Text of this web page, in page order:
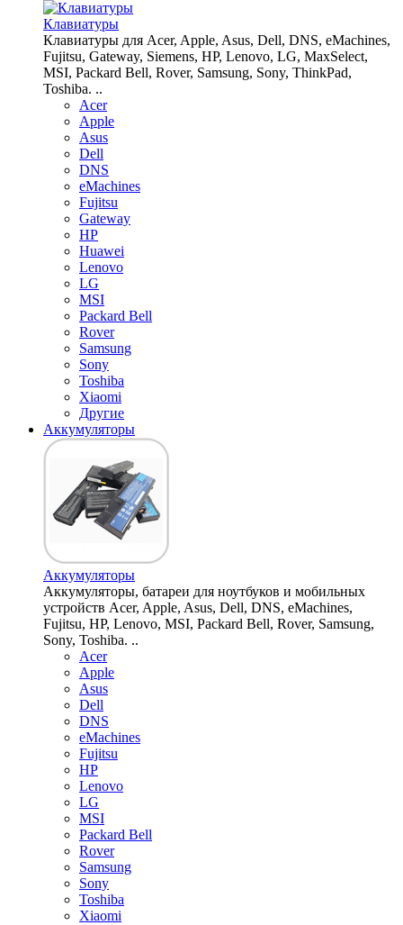
Клавиатуры
Клавиатуры для Acer, Apple, Asus, Dell, DNS, eMachines,
Fujitsu, Gateway, Siemens, HP, Lenovo, LG, MaxSelect,
MSI, Packard Bell, Rover, Samsung, Sony, ThinkPad,
Toshiba. ..
Acer
Apple
Asus
Dell
DNS
eMachines
Fujitsu
Gateway
HP
Huawei
Lenovo
LG
MSI
Packard Bell
Rover
Samsung
Sony
Toshiba
Xiaomi
Другие
Аккумуляторы
Аккумуляторы
Аккумуляторы, батареи для ноутбуков и мобильных
устройств Acer, Apple, Asus, Dell, DNS, eMachines,
Fujitsu, HP, Lenovo, MSI, Packard Bell, Rover, Samsung,
Sony, Toshiba. ..
Acer
Apple
Asus
Dell
DNS
eMachines
Fujitsu
HP
Lenovo
LG
MSI
Packard Bell
Rover
Samsung
Sony
Toshiba
Xiaomi